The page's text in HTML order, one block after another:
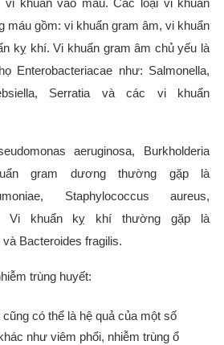
khuẩn vào máu. Các loại vi khuẩn
máu gồm: vi khuẩn gram âm, vi khuẩn
kỵ khí. Vi khuẩn gram âm chủ yếu là
Enterobacteriacae như: Salmonella,
Serratia và các vi khuẩn
aeruginosa, Burkholderia
gram dương thường gặp là
Staphylococcus aureus,
Vi khuẩn kỵ khí thường gặp là
Bacteroides fragilis.
trùng huyết:
có thể là hệ quả của một số
như viêm phổi, nhiễm trùng ổ